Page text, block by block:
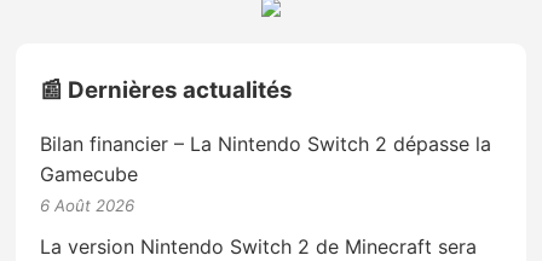
📰 Dernières actualités
Bilan financier – La Nintendo Switch 2 dépasse la
Gamecube
6 Août 2026
La version Nintendo Switch 2 de Minecraft sera